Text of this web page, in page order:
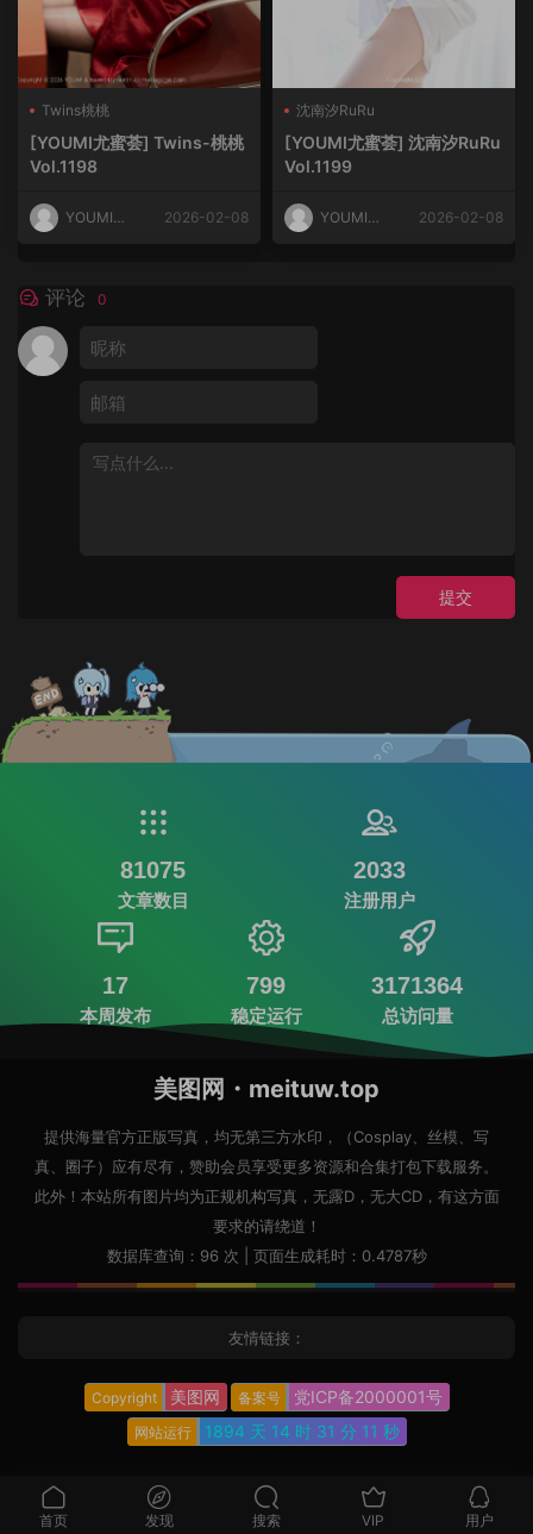
Twins桃桃
[YOUMI尤蜜荟] Twins-桃桃
Vol.1198
YOUMI尤
2026-02-08
沈南汐RuRu
[YOUMI尤蜜荟] 沈南汐RuRu
Vol.1199
YOUMI尤
2026-02-08
评论 0
提交
81075
文章数目
2033
注册用户
17
本周发布
799
稳定运行
3171364
总访问量
美图网・meituw.top
提供海量官方正版写真，均无第三方水印，（Cosplay、丝模、写
真、圈子）应有尽有，赞助会员享受更多资源和合集打包下载服务。
此外！本站所有图片均为正规机构写真，无露D，无大CD，有这方面
要求的请绕道！
数据库查询：96 次 | 页面生成耗时：0.4787秒
友情链接：
Copyright 美图网 备案号 党ICP备2000001号
网站运行 1894 天 14 时 31 分 12 秒
首页 发现 搜索 VIP 用户